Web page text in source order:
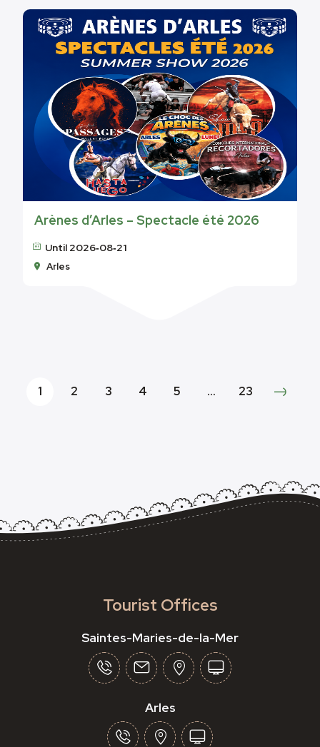
Arènes d’Arles – Spectacle été 2026
Until 2026‑08‑21
Arles
1 2 3 4 5 … 23
Tourist Offices
Saintes-Maries-de-la-Mer
Arles